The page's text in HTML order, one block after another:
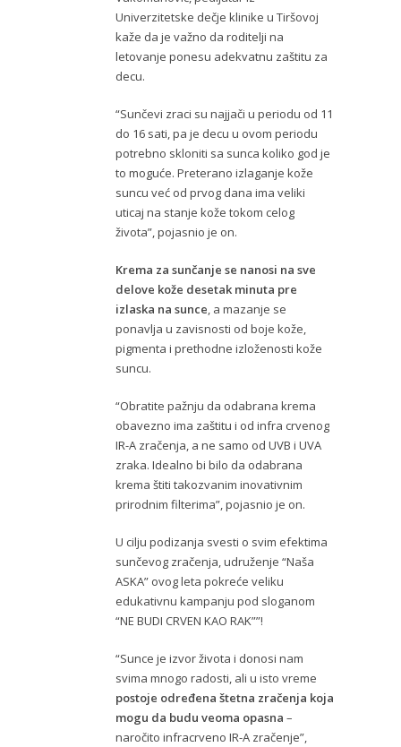
Univerzitetske dečje klinike u Tiršovoj
kaže da je važno da roditelji na
letovanje ponesu adekvatnu zaštitu za
decu.
“Sunčevi zraci su najjači u periodu od 11
do 16 sati, pa je decu u ovom periodu
potrebno skloniti sa sunca koliko god je
to moguće. Preterano izlaganje kože
suncu već od prvog dana ima veliki
uticaj na stanje kože tokom celog
života”, pojasnio je on.
Krema za sunčanje se nanosi na sve
delove kože desetak minuta pre
izlaska na sunce, a mazanje se
ponavlja u zavisnosti od boje kože,
pigmenta i prethodne izloženosti kože
suncu.
“Obratite pažnju da odabrana krema
obavezno ima zaštitu i od infra crvenog
IR-A zračenja, a ne samo od UVB i UVA
zraka. Idealno bi bilo da odabrana
krema štiti takozvanim inovativnim
prirodnim filterima”, pojasnio je on.
U cilju podizanja svesti o svim efektima
sunčevog zračenja, udruženje “Naša
ASKA” ovog leta pokreće veliku
edukativnu kampanju pod sloganom
“NE BUDI CRVEN KAO RAK””!
“Sunce je izvor života i donosi nam
svima mnogo radosti, ali u isto vreme
postoje određena štetna zračenja koja
mogu da budu veoma opasna –
naročito infracrveno IR-A zračenje”,